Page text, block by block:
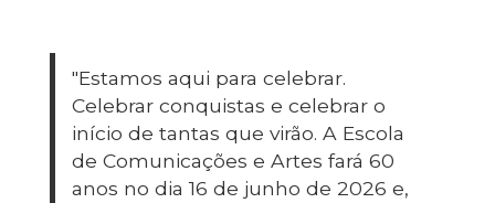
"Estamos aqui para celebrar.
Celebrar conquistas e celebrar o
início de tantas que virão. A Escola
de Comunicações e Artes fará 60
anos no dia 16 de junho de 2026 e,